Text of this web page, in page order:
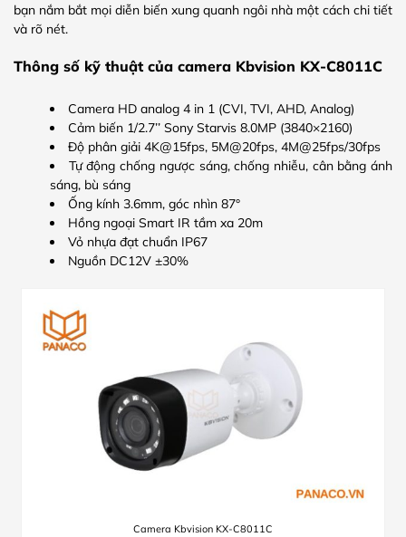
bạn nắm bắt mọi diễn biến xung quanh ngôi nhà một cách chi tiết
và rõ nét.
Thông số kỹ thuật của camera Kbvision KX-C8011C
Camera HD analog 4 in 1 (CVI, TVI, AHD, Analog)
Cảm biến 1/2.7’’ Sony Starvis 8.0MP (3840×2160)
Độ phân giải 4K@15fps, 5M@20fps, 4M@25fps/30fps
Tự động chống ngược sáng, chống nhiễu, cân bằng ánh
sáng, bù sáng
Ống kính 3.6mm, góc nhìn 87°
Hồng ngoại Smart IR tầm xa 20m
Vỏ nhựa đạt chuẩn IP67
Nguồn DC12V ±30%
Camera Kbvision KX-C8011C